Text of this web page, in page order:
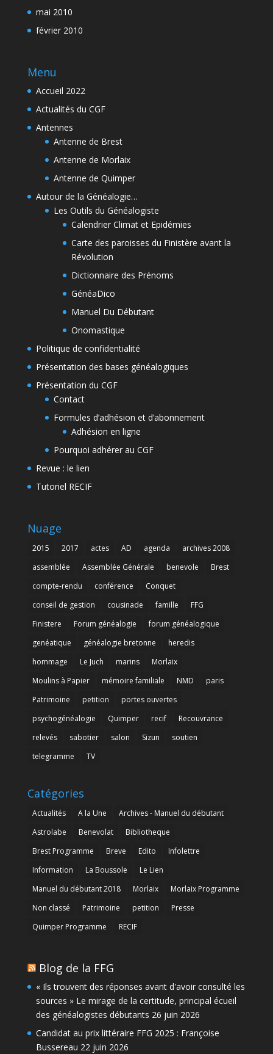
mai 2010
février 2010
Menu
Accueil 2022
Actualités du CGF
Antennes
Antenne de Brest
Antenne de Morlaix
Antenne de Quimper
Autour de la Généalogie…
Les Outils du Généalogiste
Calendrier Climat et Epidémies
Carte des paroisses du Finistère avant la
Révolution
Dictionnaire des Prénoms
GénéaDico
Manuel Du Débutant
Onomastique
Politique de confidentialité
Présentation des bases généalogiques
Présentation du CGF
Contact
Formules d’adhésion et d’abonnement
Adhésion en ligne
Pourquoi adhérer au CGF
Revue : le lien
Tutoriel RECIF
Nuage
2015 2017 actes AD agenda
archives 2008
assemblée
Assemblée Générale benevole
Brest
compte-rendu
conférence
Conquet
conseil de gestion
cousinade famille
FFG
Finistere
Forum généalogie
forum généalogique
genéatique
généalogie bretonne
heredis
hommage
Le Juch marins
Morlaix
Moulins à Papier
mémoire familiale NMD
paris
Patrimoine
petition
portes ouvertes
psychogénéalogie
Quimper recif
Recouvrance
relevés
sabotier salon Sizun
soutien
telegramme
TV
Catégories
Actualités A la Une
Archives - Manuel du débutant
Astrolabe
Benevolat
Bibliotheque
Brest Programme
Breve Edito
Infolettre
Information
La Boussole
Le Lien
Manuel du débutant 2018
Morlaix
Morlaix Programme
Non classé
Patrimoine petition
Presse
Quimper Programme
RECIF
Blog de la FFG
« Ils trouvent des réponses avant d'avoir consulté les
sources » Le mirage de la certitude, principal écueil
des généalogistes débutants 26 juin 2026
Candidat au prix littéraire FFG 2025 : Françoise
Bussereau 22 juin 2026